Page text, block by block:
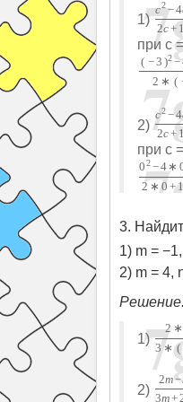
1)
c2−4
2c+ 1
при c
( −3 )2 −
2 ∗ (
2)
c2 −4
2c+
при c
02 −4 ∗
2 ∗ 0 +1
3.
1) m =
2) m = 4,
1)
2 ∗
3∗ (
2)
2m−
3m+